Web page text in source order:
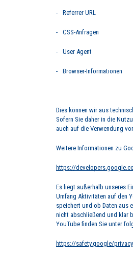
- Referrer URL
- CSS-Anfragen
- User Agent
- Browser-Informationen
Dies können wir aus
Sofern Sie daher in die
auch auf die Verwendung
Weitere Informationen zu
https://
Es liegt außerhalb unseres
Umfang Aktivitäten auf den
speichert und ob Daten aus
nicht abschließend und klar
YouTube finden Sie unter
https://safety.google/